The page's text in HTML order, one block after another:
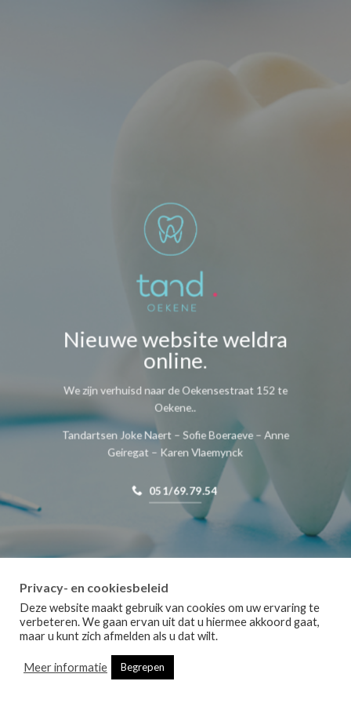
Nieuwe website weldra
online.
We zijn verhuisd naar de Oekensestraat 152 te
Oekene..
Tandartsen Joke Naert – Sofie Boeraeve – Anne
Geiregat – Karen Vlaemynck
051/69.79.54
Privacy- en cookiesbeleid
Deze website maakt gebruik van cookies om uw ervaring te
verbeteren. We gaan ervan uit dat u hiermee akkoord gaat,
maar u kunt zich afmelden als u dat wilt.
Meer informatie Begrepen